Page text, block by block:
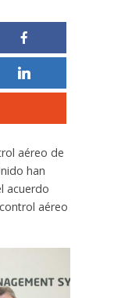
aéreo de
han
acuerdo
aéreo